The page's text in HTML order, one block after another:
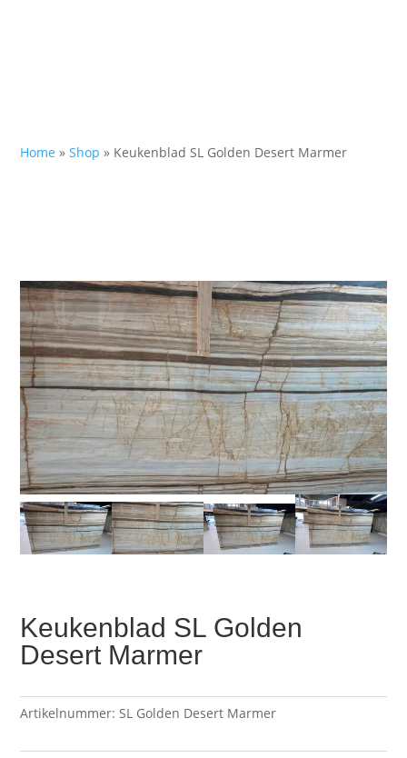
Home »Shop » Keukenblad SL Golden Desert Marmer
Keukenblad SL Golden
Desert Marmer
Artikelnummer: SL Golden Desert Marmer